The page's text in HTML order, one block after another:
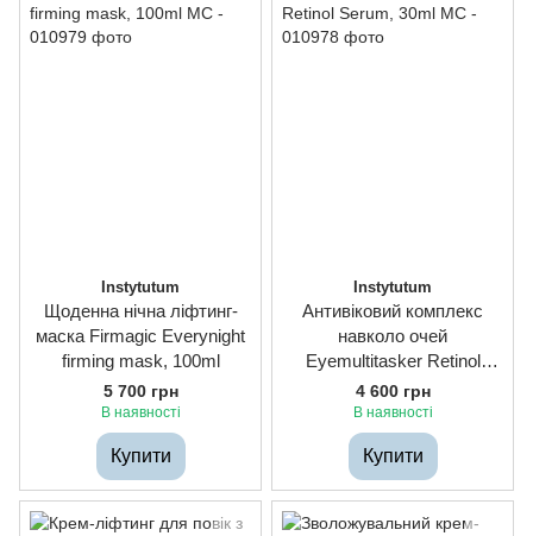
Instytutum
Щоденна нічна ліфтинг-
маска Firmagic Everynight
firming mask, 100ml
5 700 грн
В наявності
Купити
Instytutum
Антивіковий комплекс
навколо очей
Eyemultitasker Retinol
Serum, 30ml
4 600 грн
В наявності
Купити